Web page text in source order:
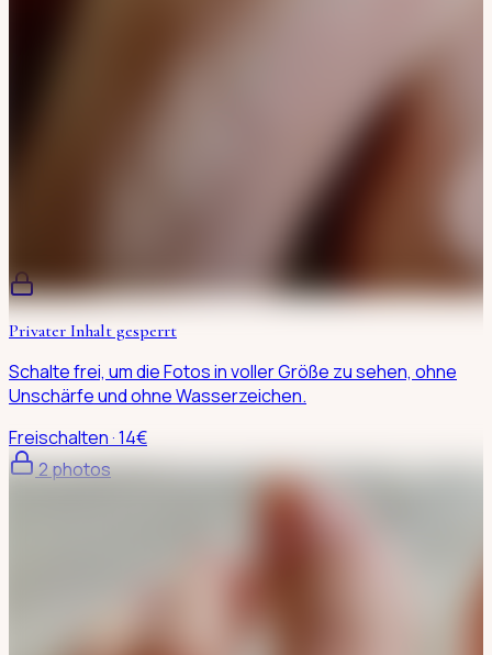
Privater Inhalt gesperrt
Schalte frei, um die Fotos in voller Größe zu sehen, ohne
Unschärfe und ohne Wasserzeichen.
Freischalten · 14€
2photos